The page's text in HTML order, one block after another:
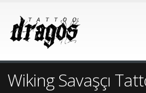
Wiking Savaşçı